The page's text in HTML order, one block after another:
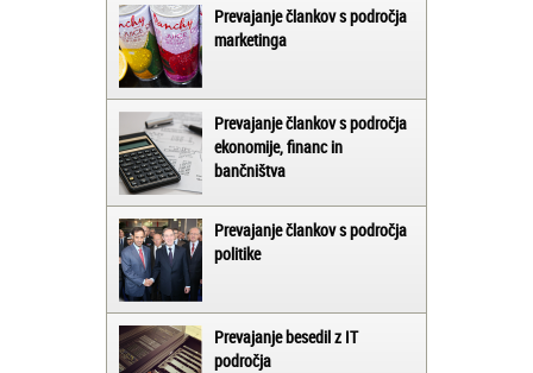
Prevajanje člankov s področja
marketinga
Prevajanje člankov s področja
ekonomije, financ in
bančništva
Prevajanje člankov s področja
politike
Prevajanje besedil z IT
področja